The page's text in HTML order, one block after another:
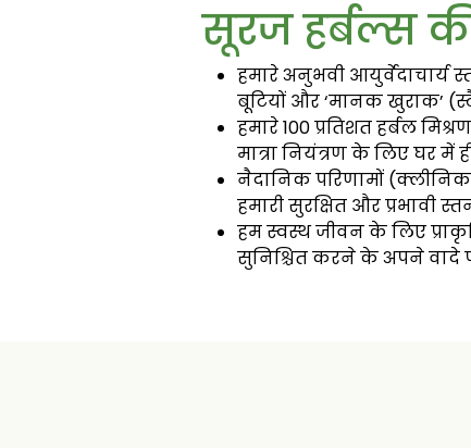
सूरज हर्बल्स
हमारे अनुभवी आयुर्वेदाचार्य
बूटियों और ‘मानक खुराक’
हमारे 100 प्रतिशत हर्बल
मात्रा नियंत्रण के लिए घर में
नैदानिक परिणामों
हमारी सुरक्षित और प्रभावी
हम स्वस्थ जीवन के लिए
सुनिश्चित करने के अपने वादे